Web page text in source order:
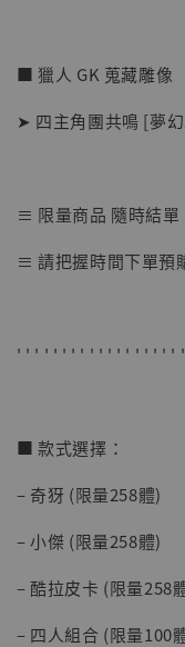
【店內現貨
NT$ 5,580
■ 獵人 GK 蒐藏雕像
➤ 四主角團共鳴 [夢
≡ 限量商品 隨時結
≡ 請把握時間下單預
' ' ' ' ' ' ' ' ' ' ' ' ' ' ' ' ' '
■ 款式選擇：
– 奇犽 (限量258體)
– 小傑 (限量258體)
– 酷拉皮卡 (限量258
– 四人組合 (限量100